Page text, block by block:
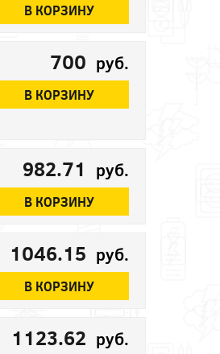
В КОРЗИНУ
700 руб.
В КОРЗИНУ
982.71 руб.
В КОРЗИНУ
1046.15 руб.
В КОРЗИНУ
1123.62 руб.